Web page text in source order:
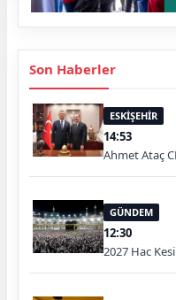
Son Haberler
ESKİŞEHİR
14:53
Ahmet Ataç
GÜNDEM
12:30
2027 Hac